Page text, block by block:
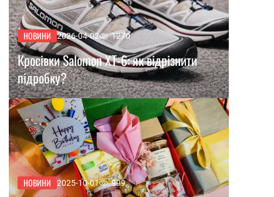
НОВИНИ 2026-04-02 1270
Кросівки Salomon XT-6: як відрізнити
підробку?
НОВИНИ 2025-10-01 999